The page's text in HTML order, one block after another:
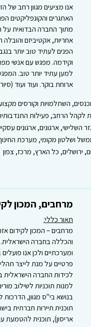
אנו מציעים מגוון רחב
האתגרים והקונפליקטים
מתוך החברה הבדואית על
אחריות, אקטיביזם
הפנים לעתיד טוב יותר
וקידמה. מפגש עם אנשי
למען עתיד יותר טוב.
ארוחת בוקר. ועוד ועוד
השתלמויות וקורסים
לקהל הרחב, פעילות התנדבותית,
השלישי, ארגונים, ארגונים
ושלטון מקומי, מערכת
ירושלים, כל הארץ, מרכז, צפון
מרחבים, המכון
תאור כללי:
והכללה בחברה הישראלית.
ומערכתיים ולכן אנו
פרטיים על מנת לייצר
לכידות החברה הישראלית
למנות תוכניות לשילוב
בנושא בי"ס מגוון, הדרכות
תוכנית תיירות חברתית
אריסון), תוכנית להטמעת